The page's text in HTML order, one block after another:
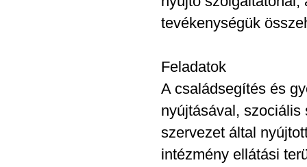
tevékenységük
Feladatok
A családsegítés és
nyújtásával, szociális
szervezet által
intézmény ellátási